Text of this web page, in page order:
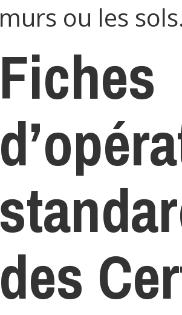
murs ou les
Fiches
des